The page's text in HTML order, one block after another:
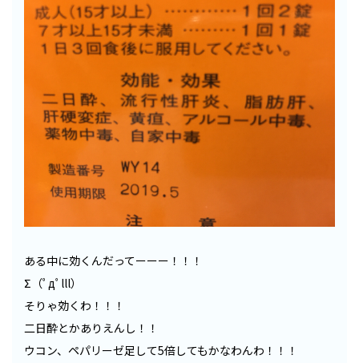
ある中に効くんだってーーー！！！
Σ（ﾟдﾟlll）
そりゃ効くわ！！！
二日酔とかありえんし！！
ウコン、ペパリーゼ足して5倍してもかなわんわ！！！